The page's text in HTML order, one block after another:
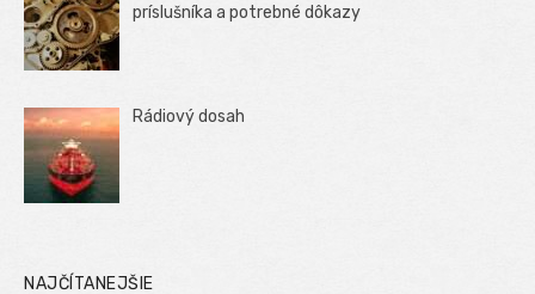
príslušníka a potrebné dôkazy
Rádiový dosah
NAJČÍTANEJŠIE